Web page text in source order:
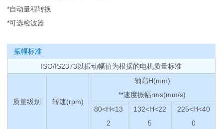
*自动量程转换
*可选检波器
振幅标准
ISO/IS2373以振动幅值为根据的电机质量标准
质量级别 转速(rpm)
轴高H(mm)
**速度振幅rms(mm/s)
80<H<13
2
132<H<22
5
225<H<40
0